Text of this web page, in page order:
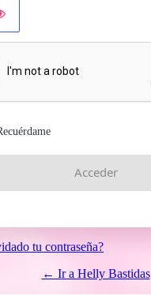
tu contraseña?
← Ir a Helly Bastidas